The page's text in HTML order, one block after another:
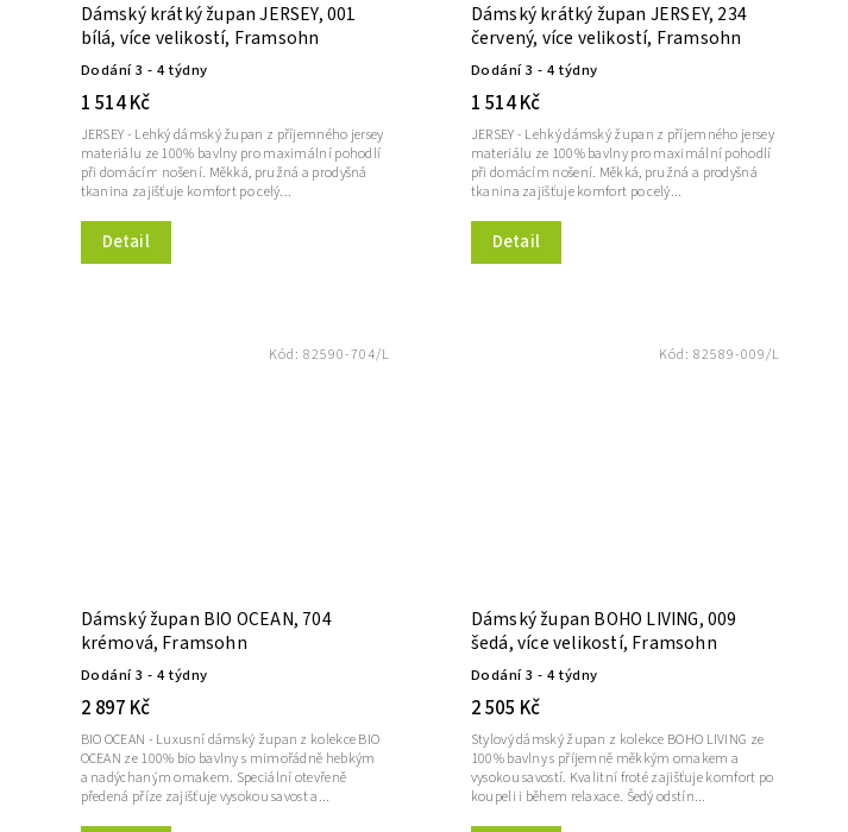
Dámský krátký župan JERSEY, 001
bílá, více velikostí, Framsohn
Dodání 3 - 4 týdny
1 514 Kč
Detail
JERSEY - Lehký dámský župan z příjemného jersey
materiálu ze 100% bavlny pro maximální pohodlí
při domácím nošení. Měkká, pružná a prodyšná
tkanina zajišťuje komfort po celý...
Dámský krátký župan JERSEY, 234
červený, více velikostí, Framsohn
Dodání 3 - 4 týdny
1 514 Kč
Detail
JERSEY - Lehký dámský župan z příjemného jersey
materiálu ze 100% bavlny pro maximální pohodlí
při domácím nošení. Měkká, pružná a prodyšná
tkanina zajišťuje komfort po celý...
Dámský župan BIO OCEAN, 704
krémová, Framsohn
Dodání 3 - 4 týdny
2 897 Kč
BIO OCEAN - Luxusní dámský župan z kolekce BIO
OCEAN ze 100% bio bavlny s mimořádně hebkým
a nadýchaným omakem. Speciální otevřeně
předená příze zajišťuje vysokou savost a...
Kód: 82590-704/L
Dámský župan BOHO LIVING, 009
šedá, více velikostí, Framsohn
Dodání 3 - 4 týdny
2 505 Kč
Stylový dámský župan z kolekce BOHO LIVING ze
100% bavlny s příjemně měkkým omakem a
vysokou savostí. Kvalitní froté zajišťuje komfort po
koupeli i během relaxace. Šedý odstín...
Kód: 82589-009/L